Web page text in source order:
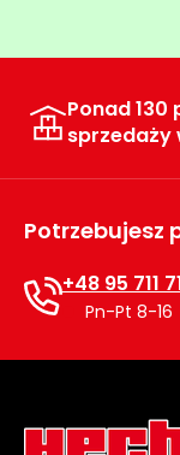
Ponad 130
sprzedaży
Potrzebujesz
+48 95 711
Pn-Pt 8-16